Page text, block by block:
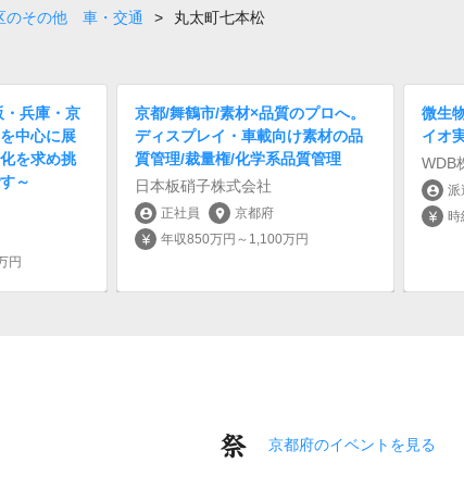
のその他 車・交通 > 丸太町七本松
・兵庫・京
中心に展
を求め挑
～
円
京都/舞鶴市/素材×品質のプロへ。
ディスプレイ・車載向け素材の品
質管理/裁量権/化学系品質管理
日本板硝子株式会社
account_circle 正社員 location_on 京都府
currency_yen 年収850万円～1,100万円
微生
イオ
WDB
account_circle 派
currency_yen
京都府のイベントを見る